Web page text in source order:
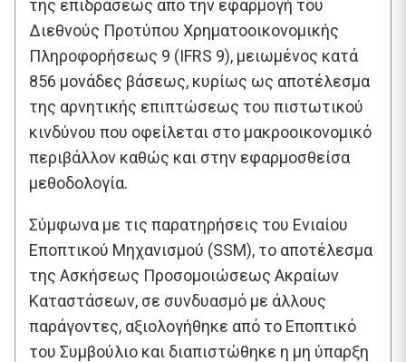
της επιδράσεως από την εφαρμογή του
∆ιεθνούς Προτύπου Χρηματοοικονομικής
Πληροφορήσεως 9 (IFRS 9), μειωμένος κατά
856 μονάδες βάσεως, κυρίως ως αποτέλεσμα
της αρνητικής επιπτώσεως του πιστωτικού
κινδύνου που οφείλεται στο μακροοικονομικό
περιβάλλον καθώς και στην εφαρμοσθείσα
μεθοδολογία.
Σύμφωνα με τις παρατηρήσεις του Ενιαίου
Εποπτικού Μηχανισμού (SSM), το αποτέλεσμα
της Ασκήσεως Προσομοιώσεως Ακραίων
Καταστάσεων, σε συνδυασμό με άλλους
παράγοντες, αξιολογήθηκε από το Εποπτικό
του Συμβούλιο και διαπιστώθηκε η μη ύπαρξη